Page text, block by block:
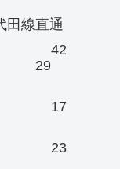
田線直通
42
29
17
23